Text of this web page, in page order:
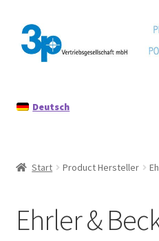
Zur
Navigation
springen
Zum
Inhalt
springen
Datenschutz
Mein Konto
Deutsch
Start Product Hersteller
Ehrler &